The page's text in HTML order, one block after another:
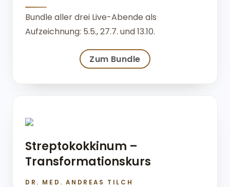
Bundle aller drei Live-Abende als
Aufzeichnung: 5.5., 27.7. und 13.10.
Zum Bundle
Streptokokkinum –
Transformationskurs
DR. MED. ANDREAS TILCH